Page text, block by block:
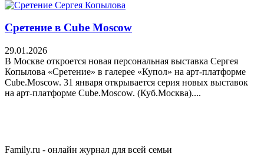
Сретение в Cube Moscow
29.01.2026
В Москве откроется новая персональная выставка Сергея
Копылова «Сретение» в галерее «Купол» на арт-платформе
Cube.Moscow. 31 января открывается серия новых выставок
на арт-платформе Cube.Moscow. (Куб.Москва)....
Family.ru - онлайн журнал для всей семьи